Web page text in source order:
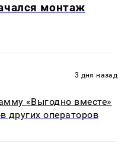
монтаж
3 дня назад
«Выгодно вместе»
других операторов